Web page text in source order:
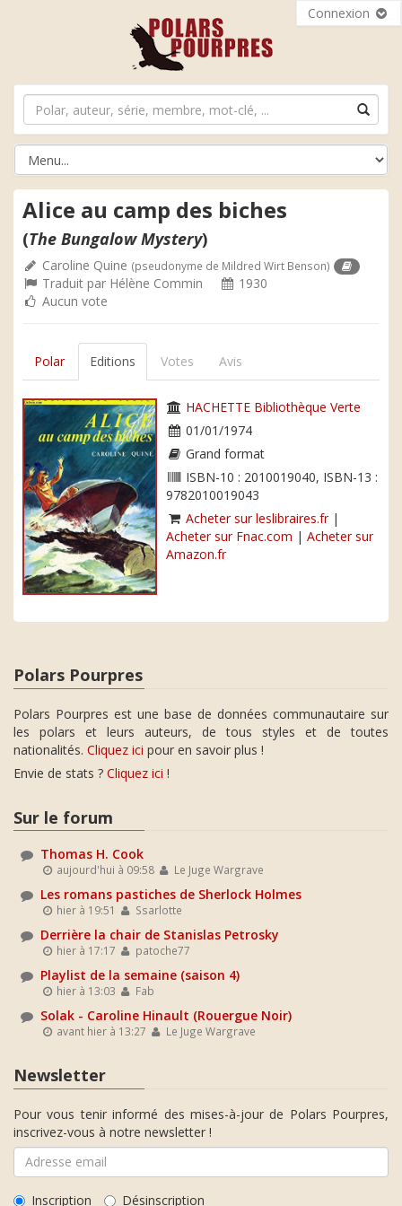
Connexion
Alice au camp des biches
(The Bungalow Mystery)
Caroline Quine (pseudonyme de Mildred Wirt Benson)
Traduit par Hélène Commin
1930
Aucun vote
Polar Editions Votes Avis
HACHETTE Bibliothèque Verte
01/01/1974
Grand format
ISBN-10 : 2010019040, ISBN-13 :
9782010019043
Acheter sur leslibraires.fr|
Acheter sur Fnac.com | Acheter sur
Amazon.fr
Polars Pourpres
Polars Pourpres est une base de données communautaire sur
les polars et leurs auteurs, de tous styles et de toutes
nationalités. Cliquez ici pour en savoir plus !
Envie de stats ? Cliquez ici !
Sur le forum
Thomas H. Cook
aujourd'hui à 09:58 Le Juge Wargrave
Les romans pastiches de Sherlock Holmes
hier à 19:51 Ssarlotte
Derrière la chair de Stanislas Petrosky
hier à 17:17 patoche77
Playlist de la semaine (saison 4)
hier à 13:03 Fab
Solak - Caroline Hinault (Rouergue Noir)
avant hier à 13:27 Le Juge Wargrave
Newsletter
Pour vous tenir informé des mises-à-jour de Polars Pourpres,
inscrivez-vous à notre newsletter !
Inscription Désinscription